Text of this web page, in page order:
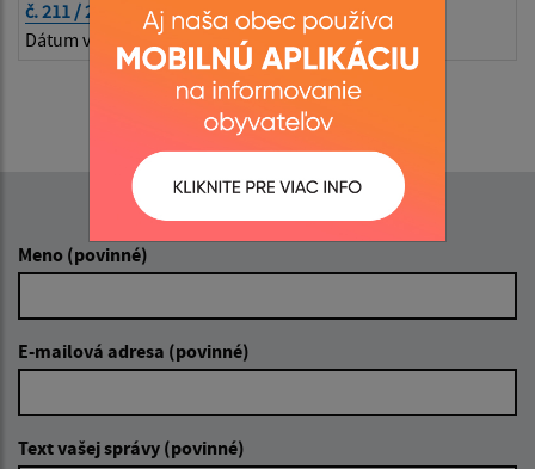
č. 211 / 2000 Z. z. | PDF | 0.04 Mb
Dátum vyvesenia:
Meno (povinné)
E-mailová adresa (povinné)
Text vašej správy (povinné)